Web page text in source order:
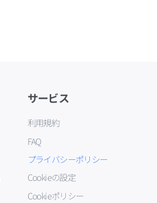
サービス
利用規約
FAQ
プライバシーポリシー
Cookieの設定
Cookieポリシー